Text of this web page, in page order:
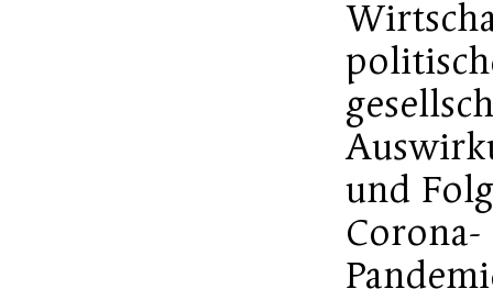
und
Corona-